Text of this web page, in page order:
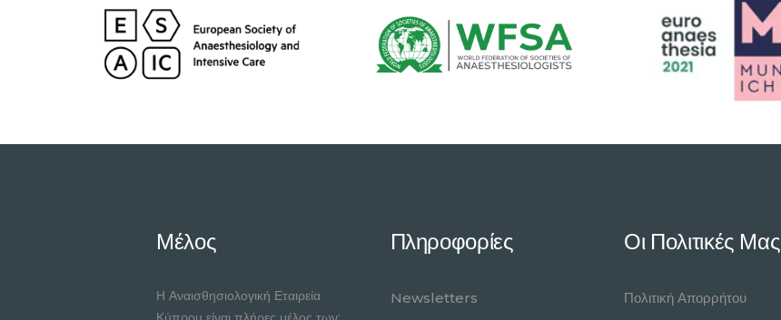
Μέλος
Η Αναισθησιολογική Εταιρεία
Πληροφορίες
Newsletters
Οι Πολιτικές Μας
Πολιτική Απορρήτου